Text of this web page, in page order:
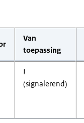
Van
toepassing
!
(signalerend)